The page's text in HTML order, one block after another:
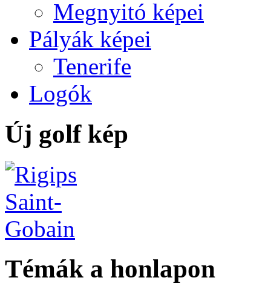
Megnyitó képei
Pályák képei
Tenerife
Logók
Új golf kép
Témák a honlapon